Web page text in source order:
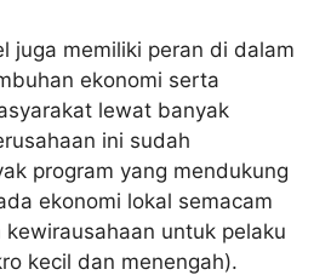
juga memiliki peran di dalam
ekonomi serta
lewat banyak
ini sudah
program yang mendukung
ekonomi lokal semacam
untuk pelaku
kecil dan menengah).